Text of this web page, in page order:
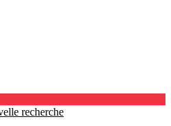
recherche